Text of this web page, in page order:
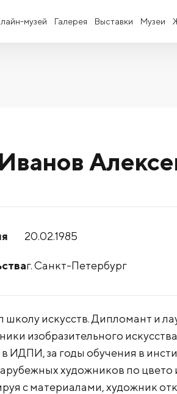
музей Галерея Выставки Музеи
Иванов
20.02.1985
г. Санкт-Петербург
школу искусств. Дипломант и
изобразительного
ИДПИ, за годы обучения в
художников по
с материалами, художник